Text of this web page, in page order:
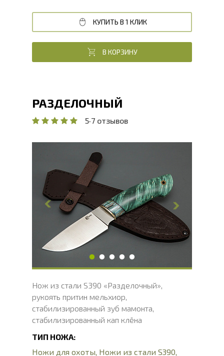
КУПИТЬ В 1 КЛИК
В КОРЗИНУ
РАЗДЕЛОЧНЫЙ
5·7 отзывов
Общая длина, мм
Длина клинка, мм
122.5
Ширина клинка, мм
39.3
Толщина обуха, мм
Ширина рукояти, мм
31
Длина рукояти, мм
111.5
Толщина рукояти, мм
22
Твердость клинка, HRC
66 - 68 HRC
Нож из стали S390 «Разделочный»,
рукоять притин мельхиор,
стабилизированный зуб мамонта,
стабилизированный кап клёна
ТИП НОЖА:
Ножи для охоты, Ножи из стали S390,